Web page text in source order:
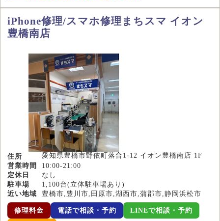
iPhone修理/スマホ修理まちスマ イオン
豊橋南店
住所
愛知県豊橋市野依町落合1-12 イオン豊橋南店 1F
営業時間
10:00-21:00
定休日
なし
駐車場
1,100台(立体駐車場あり)
近い地域
豊橋市,豊川市,田原市,湖西市,蒲郡市,静岡浜松市
修理料金 電話で相談・予約 LINEで相談・予約